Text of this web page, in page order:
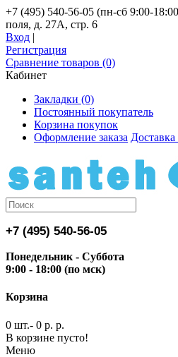
+7 (495) 540-56-05 (пн-сб 9:00-
поля, д. 27А, стр. 6
Вход |
Регистрация
Сравнение товаров (0)
Кабинет
Закладки (0)
Постоянный покупатель
Корзина покупок
Оформление заказа Доставка
+7 (495) 540-56-05
Понедельник - Суббота
9:00 - 18:00 (по мск)
Корзина
0 шт.- 0 р. р.
В корзине пусто!
Меню